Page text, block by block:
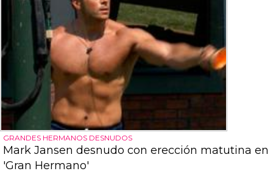
GRANDES HERMANOS DESNUDOS
Mark Jansen desnudo con erección matutina en
'Gran Hermano'